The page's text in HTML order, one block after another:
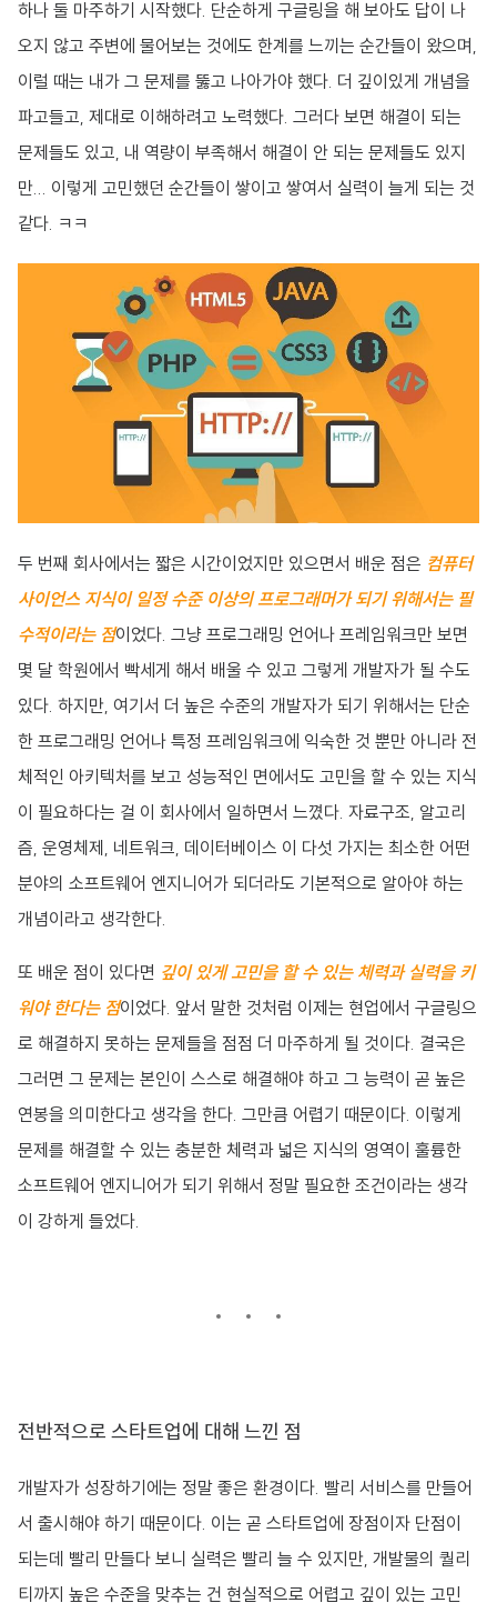
하나 둘 마주하기 시작했다. 단순하게 구글링을 해 보아도 답이 나
오지 않고 주변에 물어보는 것에도 한계를 느끼는 순간들이 왔으며,
이럴 때는 내가 그 문제를 뚫고 나아가야 했다. 더 깊이있게 개념을
파고들고, 제대로 이해하려고 노력했다. 그러다 보면 해결이 되는
문제들도 있고, 내 역량이 부족해서 해결이 안 되는 문제들도 있지
만... 이렇게 고민했던 순간들이 쌓이고 쌓여서 실력이 늘게 되는 것
같다. ㅋㅋ
두 번째 회사에서는 짧은 시간이었지만 있으면서 배운 점은 컴퓨터
사이언스 지식이 일정 수준 이상의 프로그래머가 되기 위해서는 필
수적이라는 점이었다. 그냥 프로그래밍 언어나 프레임워크만 보면
몇 달 학원에서 빡세게 해서 배울 수 있고 그렇게 개발자가 될 수도
있다. 하지만, 여기서 더 높은 수준의 개발자가 되기 위해서는 단순
한 프로그래밍 언어나 특정 프레임워크에 익숙한 것 뿐만 아니라 전
체적인 아키텍처를 보고 성능적인 면에서도 고민을 할 수 있는 지식
이 필요하다는 걸 이 회사에서 일하면서 느꼈다. 자료구조, 알고리
즘, 운영체제, 네트워크, 데이터베이스 이 다섯 가지는 최소한 어떤
분야의 소프트웨어 엔지니어가 되더라도 기본적으로 알아야 하는
개념이라고 생각한다.
또 배운 점이 있다면 깊이 있게 고민을 할 수 있는 체력과 실력을 키
워야 한다는 점이었다. 앞서 말한 것처럼 이제는 현업에서 구글링으
로 해결하지 못하는 문제들을 점점 더 마주하게 될 것이다. 결국은
그러면 그 문제는 본인이 스스로 해결해야 하고 그 능력이 곧 높은
연봉을 의미한다고 생각을 한다. 그만큼 어렵기 때문이다. 이렇게
문제를 해결할 수 있는 충분한 체력과 넓은 지식의 영역이 훌륭한
소프트웨어 엔지니어가 되기 위해서 정말 필요한 조건이라는 생각
이 강하게 들었다.
전반적으로 스타트업에 대해 느낀 점
개발자가 성장하기에는 정말 좋은 환경이다. 빨리 서비스를 만들어
서 출시해야 하기 때문이다. 이는 곧 스타트업에 장점이자 단점이
되는데 빨리 만들다 보니 실력은 빨리 늘 수 있지만, 개발물의 퀄리
티까지 높은 수준을 맞추는 건 현실적으로 어렵고 깊이 있는 고민